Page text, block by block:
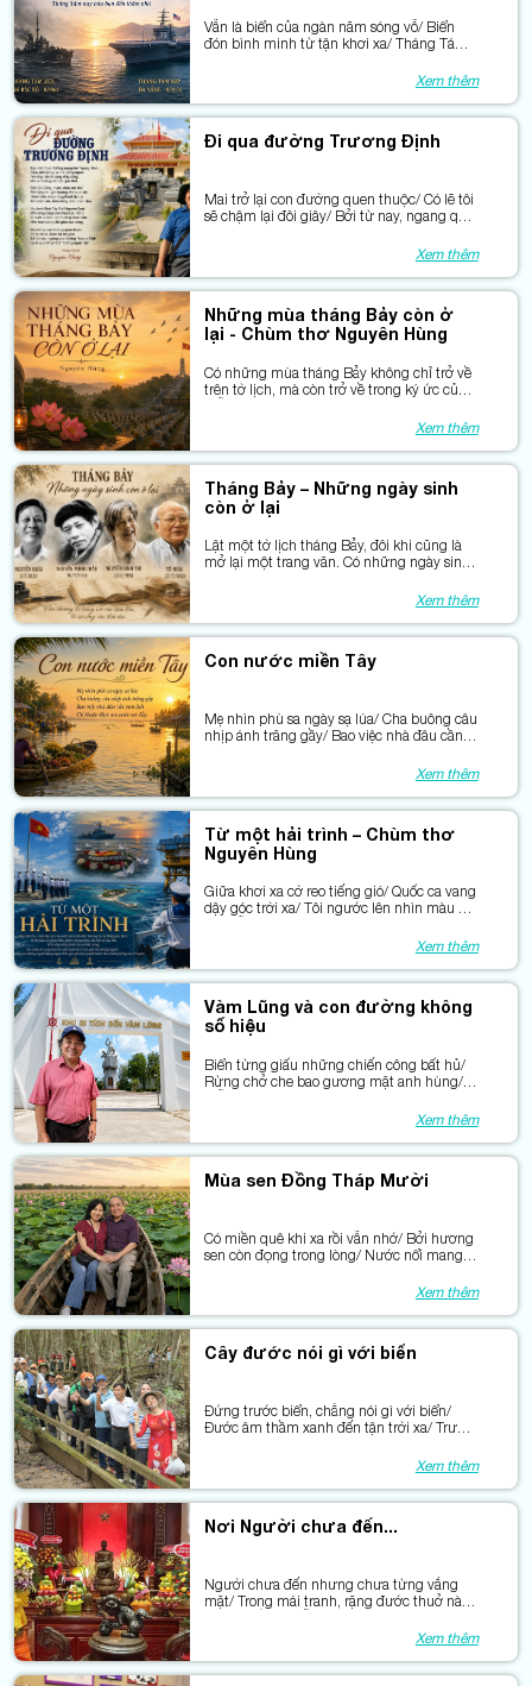
Vẫn là biển của ngàn năm sóng vỗ/ Biển
đón bình minh từ tận khơi xa/ Tháng Tám
Xem thêm
Đi qua đường Trương Định
Mai trở lại con đường quen thuộc/ Có lẽ tôi
sẽ chậm lại đôi giây/ Bởi từ nay, ngang qua
Xem thêm
Những mùa tháng Bảy còn ở
lại - Chùm thơ Nguyên Hùng
Có những mùa tháng Bảy không chỉ trở về
trên tờ lịch, mà còn trở về trong ký ức của
Xem thêm
Tháng Bảy – Những ngày sinh
còn ở lại
Lật một tờ lịch tháng Bảy, đôi khi cũng là
mở lại một trang văn. Có những ngày sinh
họ vẫn ở lại trong ký ức nhiều thế hệ bạn
Xem thêm
Con nước miền Tây
Mẹ nhìn phù sa ngày sạ lúa/ Cha buông câu
nhịp ánh trăng gầy/ Bao việc nhà đâu cần
Xem thêm
Từ một hải trình – Chùm thơ
Nguyên Hùng
Giữa khơi xa cờ reo tiếng gió/ Quốc ca vang
dậy góc trời xa/ Tôi ngước lên nhìn màu cờ
Xem thêm
Vàm Lũng và con đường không
số hiệu
Biển từng giấu những chiến công bất hủ/
Rừng chở che bao gương mặt anh hùng/
Mỗi gốc cây còn hằn dấu kiên trung.Xem thêm
Mùa sen Đồng Tháp Mười
Có miền quê khi xa rồi vẫn nhớ/ Bởi hương
sen còn đọng trong lòng/ Nước nổi mang
Xem thêm
Cây đước nói gì với biển
Đứng trước biển, chẳng nói gì với biển/
Đước âm thầm xanh đến tận trời xa/ Trước
miền đang vươn phía Trường Sa…Xem thêm
Nơi Người chưa đến...
Người chưa đến nhưng chưa từng vắng
mặt/ Trong mái tranh, rặng đước thuở nào/
Xem thêm